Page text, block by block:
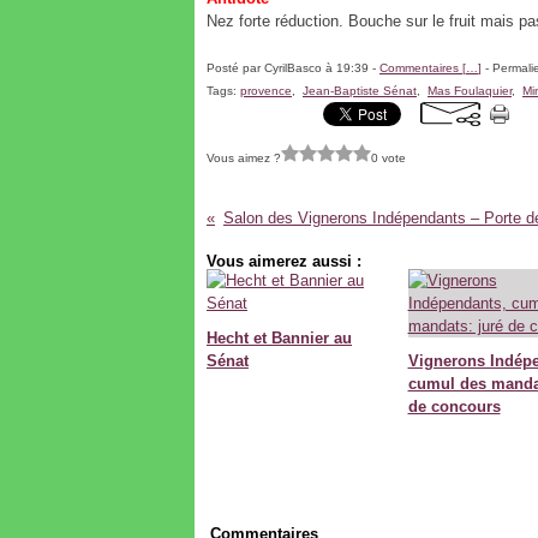
Nez forte réduction. Bouche sur le fruit mais
Posté par CyrilBasco à 19:39 - Commentaires [ ] -
Tags: provence Jean-Baptiste Sénat Mas Foulaquier,
Vous aimez ? 0 vote
Vous aimerez aussi :
Hecht et Bannier au
Sénat
Vignerons
cumul des
de concours
Commentaires